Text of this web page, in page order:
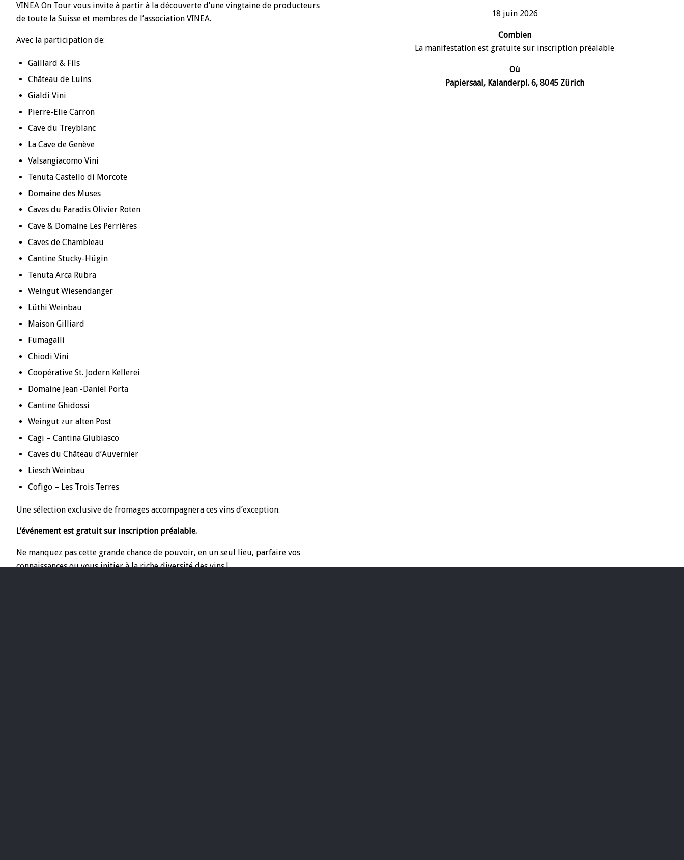
VINEA On Tour vous invite à partir à la découverte d’une vingtaine de producteurs
de toute la Suisse et membres de l’association VINEA.
Avec la participation de:
Gaillard & Fils
Château de Luins
Gialdi Vini
Pierre-Elie Carron
Cave du Treyblanc
La Cave de Genève
Valsangiacomo Vini
Tenuta Castello di Morcote
Domaine des Muses
Caves du Paradis Olivier Roten
Cave & Domaine Les Perrières
Caves de Chambleau
Cantine Stucky-Hügin
Tenuta Arca Rubra
Weingut Wiesendanger
Lüthi Weinbau
Maison Gilliard
Fumagalli
Chiodi Vini
Coopérative St. Jodern Kellerei
Domaine Jean -Daniel Porta
Cantine Ghidossi
Weingut zur alten Post
Cagi – Cantina Giubiasco
Caves du Château d’Auvernier
Liesch Weinbau
Cofigo – Les Trois Terres
Une sélection exclusive de fromages accompagnera ces vins d’exception.
L’événement est gratuit sur inscription préalable.
Ne manquez pas cette grande chance de pouvoir, en un seul lieu, parfaire vos
connaissances ou vous initier à la riche diversité des vins !
18 juin 2026
Combien
La manifestation est gratuite sur inscription préalable
Où
Papiersaal, Kalanderpl. 6, 8045 Zürich